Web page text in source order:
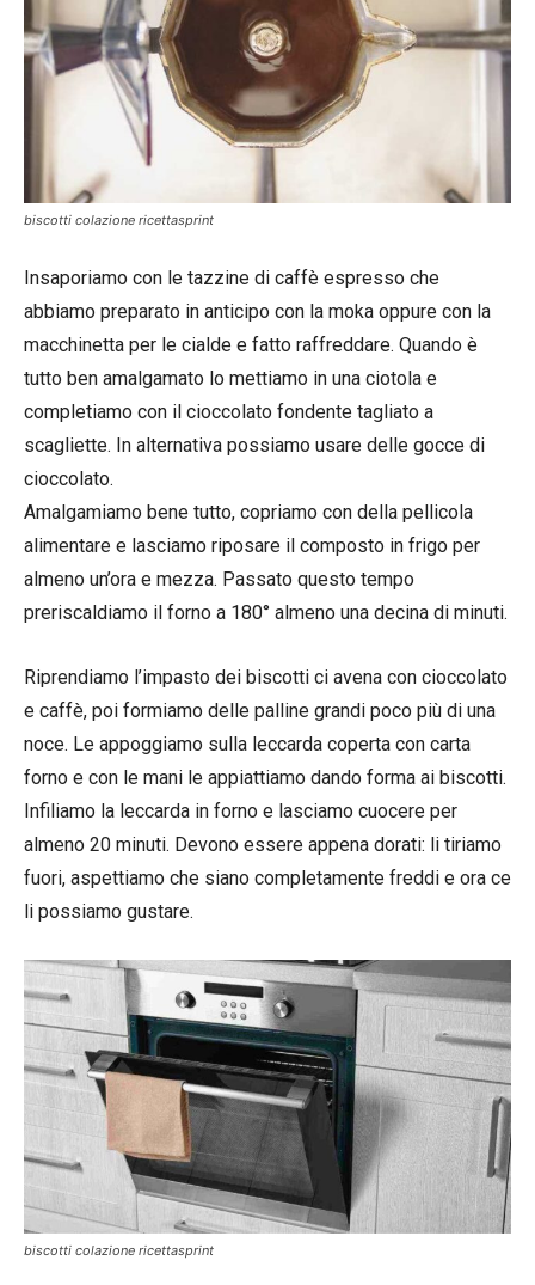
biscotti colazione ricettasprint
Insaporiamo con le tazzine di caffè espresso che
abbiamo preparato in anticipo con la moka oppure con la
macchinetta per le cialde e fatto raffreddare. Quando è
tutto ben amalgamato lo mettiamo in una ciotola e
completiamo con il cioccolato fondente tagliato a
scagliette. In alternativa possiamo usare delle gocce di
cioccolato.
Amalgamiamo bene tutto, copriamo con della pellicola
alimentare e lasciamo riposare il composto in frigo per
almeno un’ora e mezza. Passato questo tempo
preriscaldiamo il forno a 180° almeno una decina di minuti.
Riprendiamo l’impasto dei biscotti ci avena con cioccolato
e caffè, poi formiamo delle palline grandi poco più di una
noce. Le appoggiamo sulla leccarda coperta con carta
forno e con le mani le appiattiamo dando forma ai biscotti.
Infiliamo la leccarda in forno e lasciamo cuocere per
almeno 20 minuti. Devono essere appena dorati: li tiriamo
fuori, aspettiamo che siano completamente freddi e ora ce
li possiamo gustare.
biscotti colazione ricettasprint